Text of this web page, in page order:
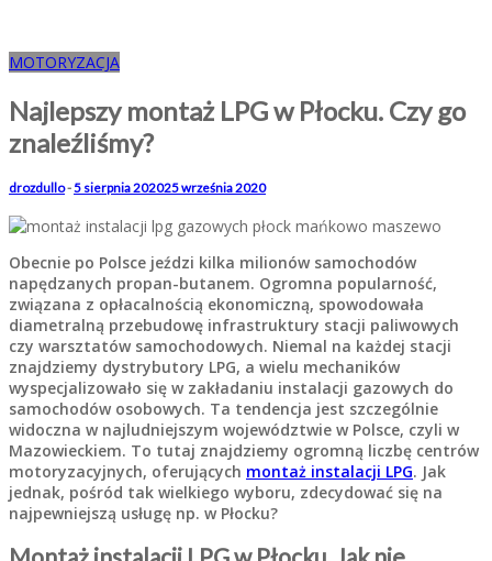
MOTORYZACJA
Najlepszy montaż LPG w Płocku. Czy go
znaleźliśmy?
drozdullo-5 sierpnia 202025 września 2020
Obecnie po Polsce jeździ kilka milionów samochodów
napędzanych propan-butanem. Ogromna popularność,
związana z opłacalnością ekonomiczną, spowodowała
diametralną przebudowę infrastruktury stacji paliwowych
czy warsztatów samochodowych. Niemal na każdej stacji
znajdziemy dystrybutory LPG, a wielu mechaników
wyspecjalizowało się w zakładaniu instalacji gazowych do
samochodów osobowych. Ta tendencja jest szczególnie
widoczna w najludniejszym województwie w Polsce, czyli w
Mazowieckiem. To tutaj znajdziemy ogromną liczbę centrów
motoryzacyjnych, oferujących montaż instalacji LPG. Jak
jednak, pośród tak wielkiego wyboru, zdecydować się na
najpewniejszą usługę np. w Płocku?